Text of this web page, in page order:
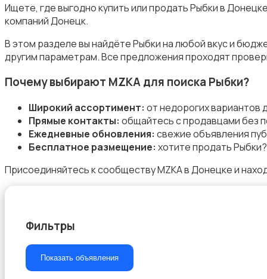
Товары для животных
Аквариумистика
Корма и питание
Ищете, где выгодно купить или продать Рыбки в
компаний Донецк.
В этом разделе вы найдёте Рыбки на любой вкус и
другим параметрам. Все предложения проходят
Почему выбирают MZKA для поиска Рыбки?
Широкий ассортимент: от недорогих
Прямые контакты: общайтесь с продавцами без
Ежедневные обновления: свежие объявления
Бесплатное размещение: хотите продать
Присоединяйтесь к сообществу MZKA в Донецке и
Фильтры
Показать объявления